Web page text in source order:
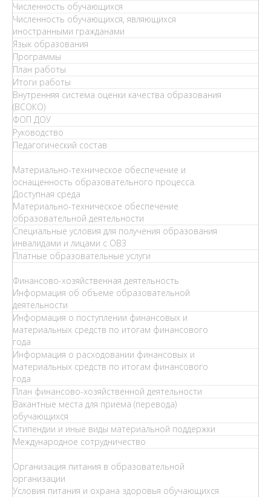
Численность обучающихся
Численность обучающихся, являющихся
иностранными гражданами
Язык образования
Программы
План работы
Итоги работы
Внутренняя система оценки качества образования
(ВСОКО)
ФОП ДОУ
Руководство
Педагогический состав
Материально-техническое обеспечение и
оснащенность образовательного процесса.
Доступная среда
Материально-техническое обеспечение
образовательной деятельности
Специальные условия для получения образования
инвалидами и лицами с ОВЗ
Платные образовательные услуги
Финансово-хозяйственная деятельность
Информация об объеме образовательной
деятельности
Информация о поступлении финансовых и
материальных средств по итогам финансового
года
Информация о расходовании финансовых и
материальных средств по итогам финансового
года
План финансово-хозяйственной деятельности
Вакантные места для приема (перевода)
обучающихся
Стипендии и иные виды материальной поддержки
Международное сотрудничество
Организация питания в образовательной
организации
Условия питания и охрана здоровья обучающихся